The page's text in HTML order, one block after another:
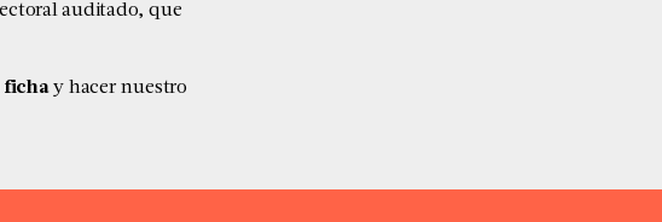
auditado, que
fichay hacer nuestro